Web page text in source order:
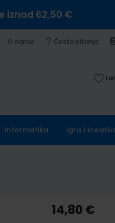
iznad 62,50 €
O nama Česta pitanja
Informatika Igra i
14,80 €